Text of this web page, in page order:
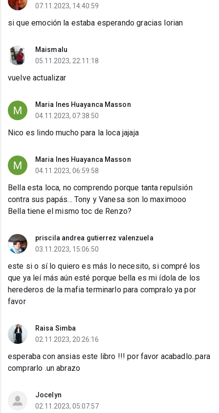
07.11.2023, 14:40:59
si que emoción la estaba esperando gracias lorian
Maismalu
05.11.2023, 22:11:18
vuelve actualizar
Maria Ines Huayanca Masson
04.11.2023, 07:38:50
Nico es lindo mucho para la loca jajaja
Maria Ines Huayanca Masson
04.11.2023, 06:59:58
Bella esta loca, no comprendo porque tanta repulsión
contra sus papás... Tony y Vanesa son lo maximooo
Bella tiene el mismo toc de Renzo?
priscila andrea gutierrez valenzuela
03.11.2023, 15:06:50
este si o sí lo quiero es más lo necesito, si compré los
que ya leí más aún esté porque bella es mi ídola de los
herederos de la mafia terminarlo para compralo ya por
favor
Raisa Simba
02.11.2023, 20:26:16
esperaba con ansias este libro !!! por favor acabadlo..para
comprarlo .un abrazo
Jocelyn
02.11.2023, 05:07:57